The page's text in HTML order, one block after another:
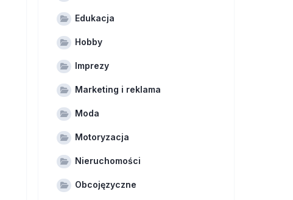
Edukacja
Hobby
Imprezy
Marketing i reklama
Moda
Motoryzacja
Nieruchomości
Obcojęzyczne